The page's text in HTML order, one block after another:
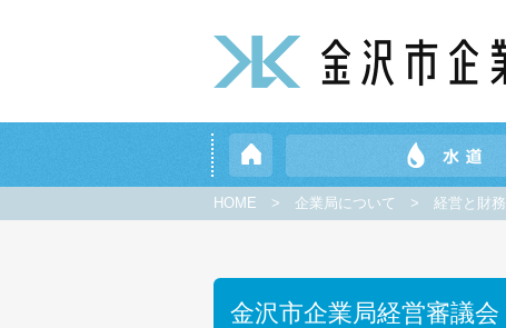
HOME > 企業局について > 経営と財務
金沢市企業局経営審議会